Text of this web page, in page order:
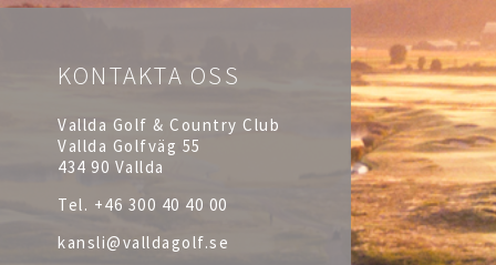
KONTAKTA OSS
Vallda Golf & Country Club
Vallda Golfväg 55
434 90 Vallda
Tel. +46 300 40 40 00
kansli@valldagolf.se